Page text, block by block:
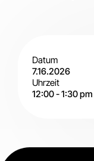
Datum
7.16.2026
Uhrzeit
12:00-1:30 pm